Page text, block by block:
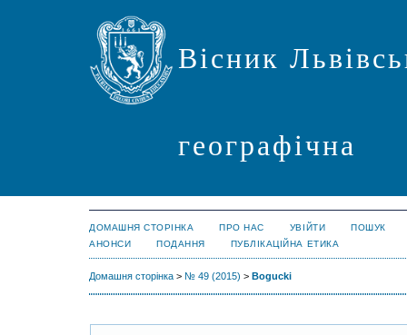
Вісник
географічна
ДОМАШНЯ СТОРІНКА ПРО НАС УВІЙТИ
ПОШУК
АНОНСИ
ПОДАННЯ ПУБЛІКАЦІЙНА ЕТИКА
Домашня сторінка > № 49 (2015) > Bogucki